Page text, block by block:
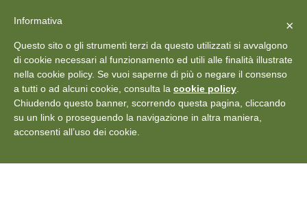
+39 011 18867102 info@aceper.it Statuto
Aceper
Vedi: Protezione dei dati personali ×
Informativa
Questo sito o gli strumenti terzi da questo utilizzati si avvalgono
di cookie necessari al funzionamento ed utili alle finalità illustrate
nella cookie policy. Se vuoi saperne di più o negare il consenso
a tutti o ad alcuni cookie, consulta la cookie policy
Chiudendo questo banner, scorrendo questa pagina, cliccando
su un link o proseguendo la navigazione in altra maniera,
acconsenti all’uso dei cookie.